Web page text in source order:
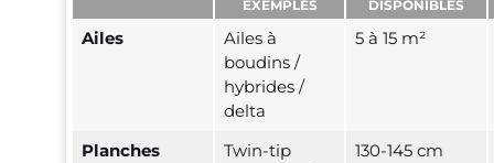
EXEMPLES
DISPONIBLES
Ailes
Ailes à
boudins /
hybrides /
delta
5 à 15 m²
Planches
Twin-tip
130-145 cm